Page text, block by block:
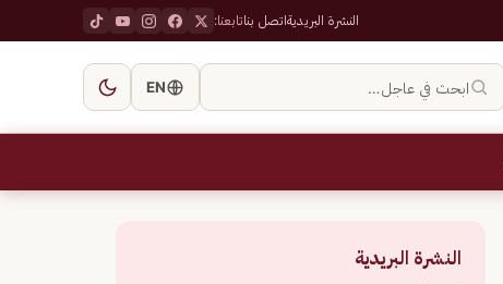
النشرة البريديةاتصل بناتابعنا:
ابحث في عاجل… EN
النشرة البريدية